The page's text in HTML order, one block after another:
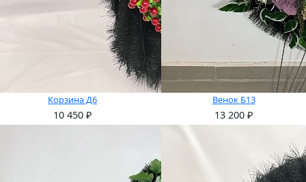
Корзина Д6
10 450 ₽
Венок Б13
13 200 ₽